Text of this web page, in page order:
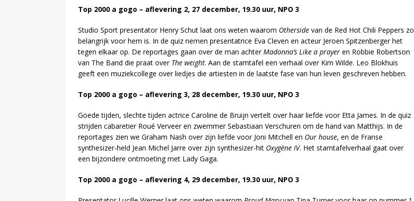
Top 2000 a gogo – aflevering 2, 27 december, 19.30 uur, NPO 3
Studio Sport presentator Henry Schut laat ons weten waarom Otherside van de Red Hot Chili Peppers zo
belangrijk voor hem is. In de quiz nemen presentatrice Eva Cleven en acteur Jeroen Spitzenberger het
tegen elkaar op. De reportages gaan over de man achterMadonna’s Like a prayer en Robbie Robertson
van The Band die praat over The weight. Aan de stamtafel een verhaal over Kim Wilde. Leo Blokhuis
geeft een muziekcollege over liedjes die artiesten in de laatste fase van hun leven geschreven hebben.
Top 2000 a gogo – aflevering 3, 28 december, 19.30 uur, NPO 3
Goede tijden, slechte tijden actrice Caroline de Bruijn vertelt over haar liefde voor Etta James. In de quiz
strijden cabaretier Roué Verveer en zwemmer Sebastiaan Verschuren om de hand van Matthijs. In de
reportages zien we Graham Nash over zijn liefde voor Joni Mitchell en Our house, en de Franse
synthesizer-held Jean Michel Jarre over zijn synthesizer-hit Oxygène IV. Het stamtafelverhaal gaat over
een bijzondere ontmoeting met Lady Gaga.
Top 2000 a gogo – aflevering 4, 29 december, 19.30 uur, NPO 3